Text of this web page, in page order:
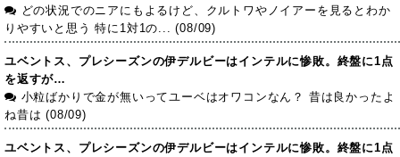
どの状況でのニアにもよるけど、クルトワやノイアーを見るとわか
りやすいと思う 特に1対1の... (08/09)
ユベントス、プレシーズンの伊デルビーはインテルに惨敗。終盤に1点
を返すが…
小粒ばかりで金が無いってユーベはオワコンなん？ 昔は良かったよ
ね昔は (08/09)
ユベントス、プレシーズンの伊デルビーはインテルに惨敗。終盤に1点